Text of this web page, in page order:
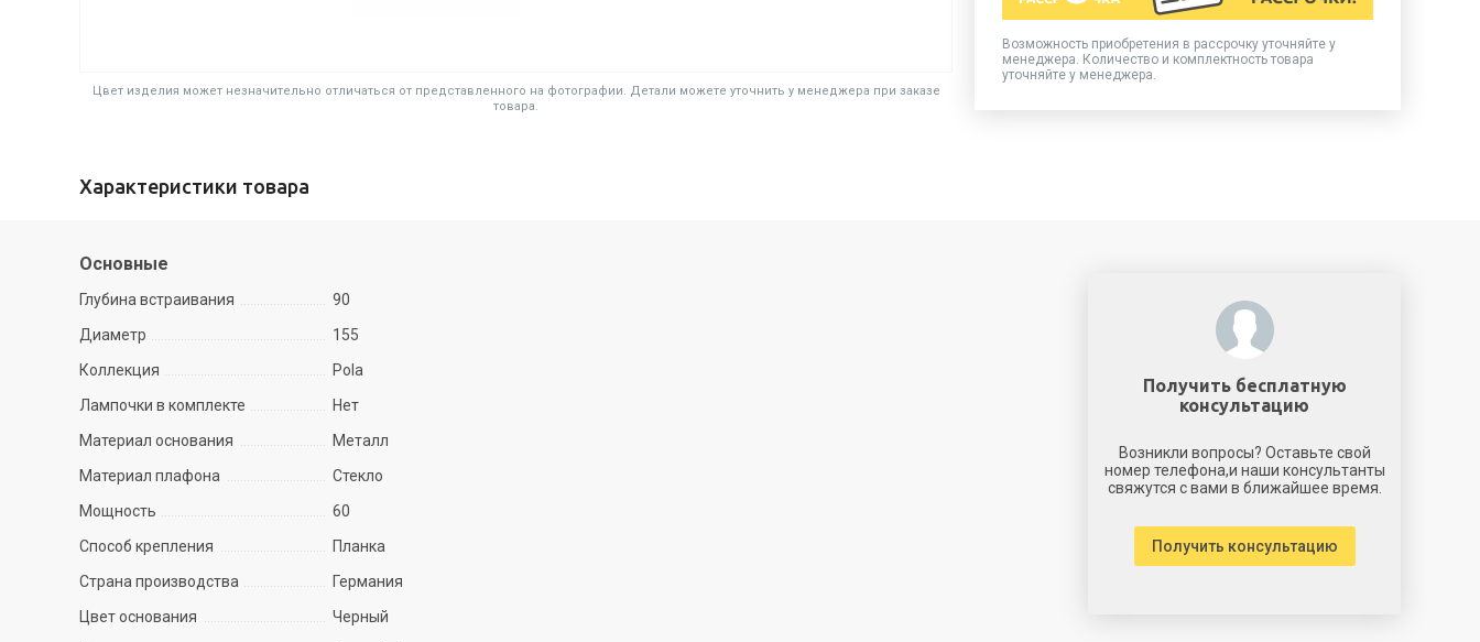
Цвет изделия может незначительно отличаться от представленного на фотографии. Детали можете уточнить у менеджера при заказе
товара.
Возможность приобретения в рассрочку уточняйте у
менеджера. Количество и комплектность товара
уточняйте у менеджера.
Характеристики товара
Основные
Глубина встраивания
90
Диаметр
155
Коллекция
Pola
Лампочки в комплекте
Нет
Материал основания
Металл
Материал плафона
Стекло
Мощность
60
Способ крепления
Планка
Страна производства
Германия
Цвет основания
Черный
Получить бесплатную
консультацию
Возникли вопросы? Оставьте свой
номер телефона,и наши консультанты
свяжутся с вами в ближайшее время.
Получить консультацию